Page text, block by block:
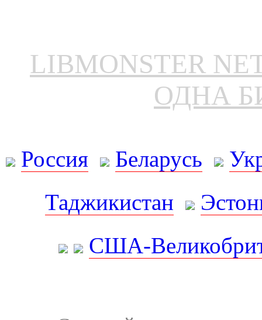
LIBMONSTER
ОДНА
Россия Беларусь
Таджикистан
США-